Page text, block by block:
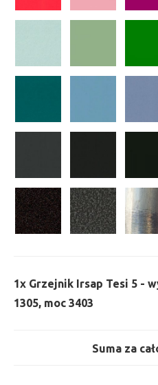
1x Grzejnik Irsap Tesi 5 -
1305, moc 3403
Suma za